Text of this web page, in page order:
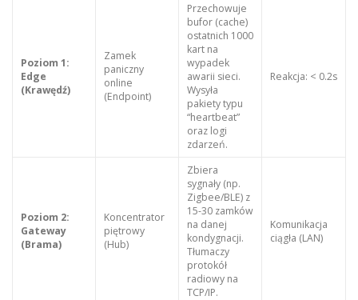
Poziom 1:
Edge
(Krawędź)
Zamek
paniczny
online
(Endpoint)
Przechowuje
bufor (cache)
ostatnich 1000
kart na
wypadek
awarii sieci.
Wysyła
pakiety typu
“heartbeat”
oraz logi
zdarzeń.
Reakcja: < 0.2s
Poziom 2:
Gateway
(Brama)
Koncentrator
piętrowy
(Hub)
Zbiera
sygnały (np.
Zigbee/BLE) z
15-30 zamków
na danej
kondygnacji.
Tłumaczy
protokół
radiowy na
TCP/IP.
Komunikacja
ciągła (LAN)